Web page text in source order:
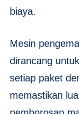
biaya.
Mesin
dirancang
setiap paket
memastikan